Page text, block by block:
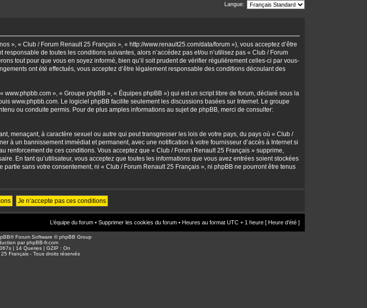
Langue:
», « Club / Forum Renault 25 Français », « http://www.renault25.com/data/forum »), vous acceptez d’être
de toutes les conditions suivantes, alors n’accédez pas et/ou n’utilisez pas « Club / Forum
tout pour que vous en soyez informé, bien qu’il soit prudent de vérifier régulièrement celles-ci par vous-
ont été effectués, vous acceptez d’être légalement responsable des conditions découlant des
», « Groupe phpBB », « Équipes phpBB ») qui est un script libre de forum, déclaré sous la
www.phpbb.com . Le logiciel phpBB facilite seulement les discussions basées sur Internet. Le groupe
ou conduite permis. Pour de plus amples informations au sujet de phpBB, merci de consulter:
menaçant, à caractère sexuel ou autre qui peut transgresser les lois de votre pays, du pays où « Club /
à un bannissement immédiat et permanent, avec une notification à votre fournisseur d’accès à Internet si
de ces conditions. Vous acceptez que « Club / Forum Renault 25 Français » supprime,
En tant qu’utilisateur, vous acceptez que toutes les informations que vous avez entrées soient stockées
sans votre consentement, ni « Club / Forum Renault 25 Français », ni phpBB ne pourront être tenus
L’équipe du forum • Supprimer les cookies du forum • Heures au format UTC + 1 heure [ Heure d’été ]
® Forum Software © phpBB Group
parphpBB-fr.com
| 14 Queries | GZIP : On
Français - Tous droits réservés